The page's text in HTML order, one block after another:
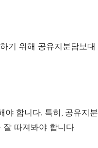
기 위해 공유지분담보대
합니다. 특히, 공유지분
따져봐야 합니다.